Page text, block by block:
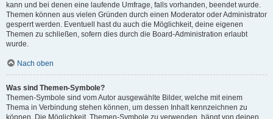
kann und bei denen eine laufende Umfrage, falls vorhanden, beendet wurde.
Themen können aus vielen Gründen durch einen Moderator oder Administrator
gesperrt werden. Eventuell hast du auch die Möglichkeit, deine eigenen
Themen zu schließen, sofern dies durch die Board-Administration erlaubt
wurde.
Nach oben
Was sind Themen-Symbole?
Themen-Symbole sind vom Autor ausgewählte Bilder, welche mit einem
Thema in Verbindung stehen können, um dessen Inhalt kennzeichnen zu
können. Die Möglichkeit, Themen-Symbole zu verwenden, hängt von deinen